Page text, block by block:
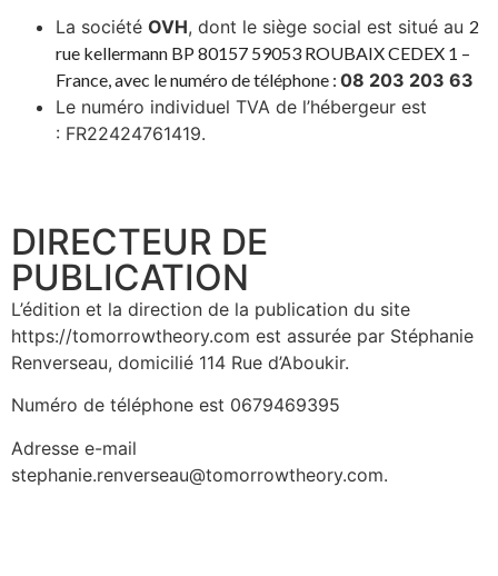
La société OVH, dont le siège social est situé au 2
rue kellermann BP 80157 59053 ROUBAIX CEDEX 1 –
France, avec le numéro de téléphone : 08 203 203 63
Le numéro individuel TVA de l’hébergeur est
: FR22424761419.
DIRECTEUR DE
PUBLICATION ​
L’édition et la direction de la publication du site
https://tomorrowtheory.com est assurée par Stéphanie
Renverseau, domicilié 114 Rue d’Aboukir.
Numéro de téléphone est 0679469395
Adresse e-mail
stephanie.renverseau@tomorrowtheory.com.